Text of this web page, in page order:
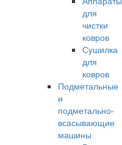
для
чистки
ковров
Сушилка
для
ковров
Подметальные
и
подметально-
всасывающие
машины